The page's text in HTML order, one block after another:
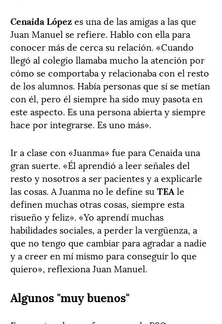
Cenaida Lópezes una de las amigas a las que
Juan Manuel se refiere. Hablo con ella para
conocer más de cerca su relación. «Cuando
llegó al colegio llamaba mucho la atención por
cómo se comportaba y relacionaba con el resto
de los alumnos. Había personas que sí se metían
con él, pero él siempre ha sido muy pasota en
este aspecto. Es una persona abierta y siempre
hace por integrarse. Es uno más».
Ir a clase con «Juanma» fue para Cenaida una
gran suerte. «Él aprendió a leer señales del
resto y nosotros a ser pacientes y a explicarle
las cosas. A Juanma no le define su TEA le
definen muchas otras cosas, siempre esta
risueño y feliz». «Yo aprendí muchas
habilidades sociales, a perder la vergüenza, a
que no tengo que cambiar para agradar a nadie
y a creer en mí mismo para conseguir lo que
quiero», reflexiona Juan Manuel.
Algunos "muy buenos"